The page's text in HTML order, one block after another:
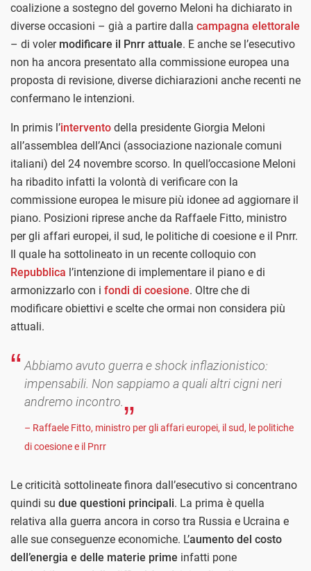
coalizione a sostegno del governo Meloni ha dichiarato in
diverse occasioni – già a partire dalla campagna elettorale
– di voler modificare il Pnrr attuale. E anche se l’esecutivo
non ha ancora presentato alla commissione europea una
proposta di revisione, diverse dichiarazioni anche recenti ne
confermano le intenzioni.
In primis l’intervento della presidente Giorgia Meloni
all’assemblea dell’Anci (associazione nazionale comuni
italiani) del 24 novembre scorso. In quell’occasione Meloni
ha ribadito infatti la volontà di verificare con la
commissione europea le misure più idonee ad aggiornare il
piano. Posizioni riprese anche da Raffaele Fitto, ministro
per gli affari europei, il sud, le politiche di coesione e il Pnrr.
Il quale ha sottolineato in un recente colloquio con
Repubblica l’intenzione di implementare il piano e di
armonizzarlo con i fondi di coesione. Oltre che di
modificare obiettivi e scelte che ormai non considera più
attuali.
Abbiamo avuto guerra e shock inflazionistico:
impensabili. Non sappiamo a quali altri cigni neri
andremo incontro.
– Raffaele Fitto, ministro per gli affari europei, il sud, le politiche
di coesione e il Pnrr
Le criticità sottolineate finora dall’esecutivo si concentrano
quindi su due questioni principali. La prima è quella
relativa alla guerra ancora in corso tra Russia e Ucraina e
alle sue conseguenze economiche. L’aumento del costo
dell’energia e delle materie prime infatti pone